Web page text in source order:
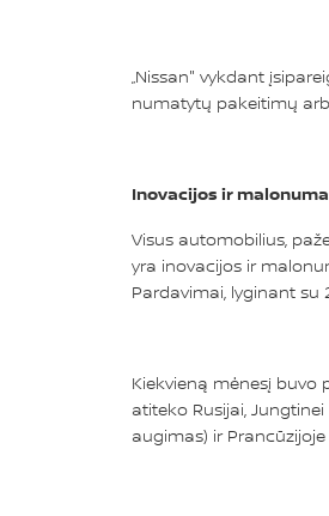
„Nissan" vykdant
numatytų pakeitimų
Inovacijos ir
Visus automobilius,
yra inovacijos ir
Pardavimai, lyginant su
Kiekvieną mėnesį
atiteko Rusijai,
augimas) ir